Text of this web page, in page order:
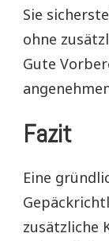
Sie
ohne
Gute
Fazit
Eine
zusätzliche